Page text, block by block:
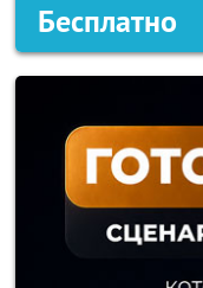
Бесплатно